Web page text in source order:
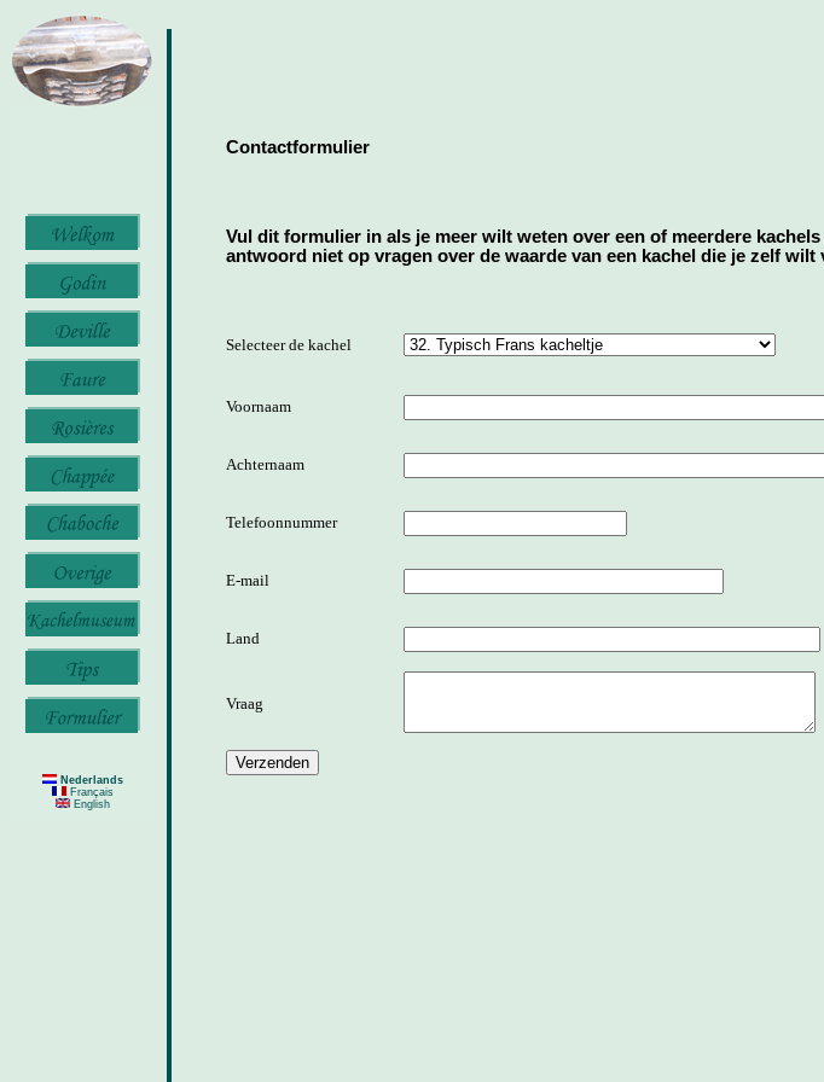
Nederlands
Français
English
Contactformulier
Vul dit formulier in als je meer wilt weten over een of meerdere
antwoord niet op vragen over de waarde van een kachel die je zelf wilt
Selecteer de kachel
Voornaam
Achternaam
Telefoonnummer
E-mail
Land
Vraag